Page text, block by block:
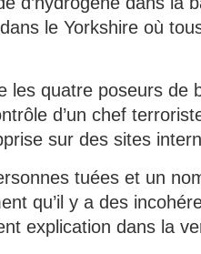
le Yorkshire où
les quatre poseurs de
d’un chef
sur des sites
tuées et un
qu’il y a des
explication dans la